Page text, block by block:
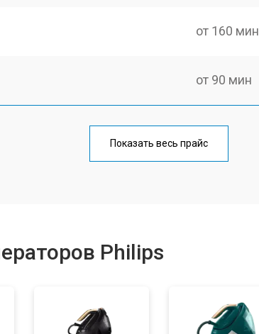
от 160 мин
от 90 мин
от 110 мин
от 140 мин
Показать весь прайс
Philips